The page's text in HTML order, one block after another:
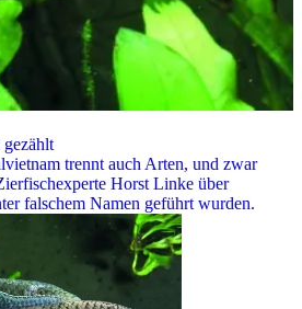
trennt auch Arten, und zwar
Horst Linke über
falschem Namen geführt wurden.